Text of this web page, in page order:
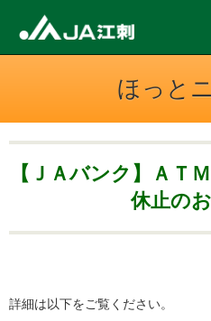
ほっと
【ＪＡバンク】ＡＴ
休止の
詳細は以下をご覧ください。